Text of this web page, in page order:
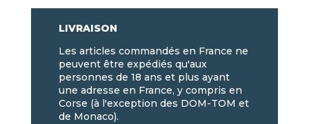
LIVRAISON
Les articles commandés en France ne
peuvent être expédiés qu'aux
personnes de 18 ans et plus ayant
une adresse en France, y compris en
Corse (à l'exception des DOM-TOM et
de Monaco).